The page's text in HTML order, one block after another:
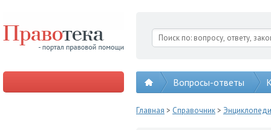
Вопросы-ответы
Главная > Справочник>